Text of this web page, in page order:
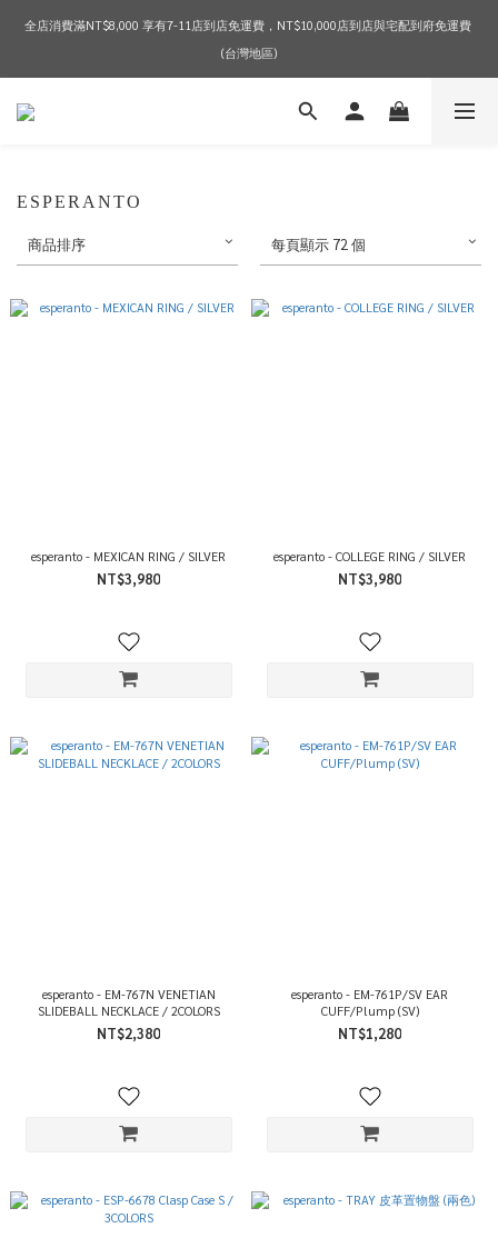
全店消費滿NT$8,000 享有7-11店到店免運費，NT$10,000店到店與宅配到府免運費
(台灣地區)
2026 SPRING & SUMMER SEASON SALE
ESPERANTO
商品排序 每頁顯示 72 個
esperanto - MEXICAN RING / SILVER
NT$3,980
esperanto - COLLEGE RING / SILVER
NT$3,980
esperanto - EM-767N VENETIAN
SLIDEBALL NECKLACE / 2COLORS
NT$2,380
esperanto - EM-761P/SV EAR
CUFF/Plump (SV)
NT$1,280